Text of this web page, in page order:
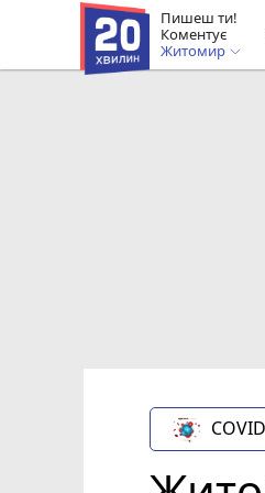
Пишеш ти!
Коментує
Житомир